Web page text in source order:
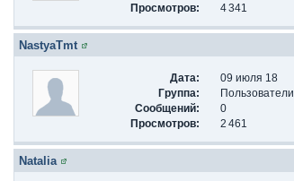
Просмотров:
4 341
NastyaTmt
Дата:
09 июля 18
Группа:
Пользователи
Сообщений:
0
Просмотров:
2 461
Natalia